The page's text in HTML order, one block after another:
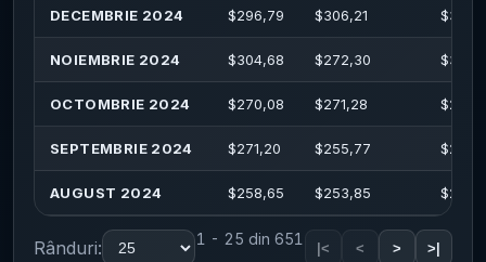
DECEMBRIE 2024 $296,79 $306,21 $
NOIEMBRIE 2024 $304,68 $272,30 $
OCTOMBRIE 2024 $270,08 $271,28 $
SEPTEMBRIE 2024 $271,20 $255,77 $
AUGUST 2024 $258,65 $253,85 $
Rânduri: 1 - 25 din 651 |< < > >|